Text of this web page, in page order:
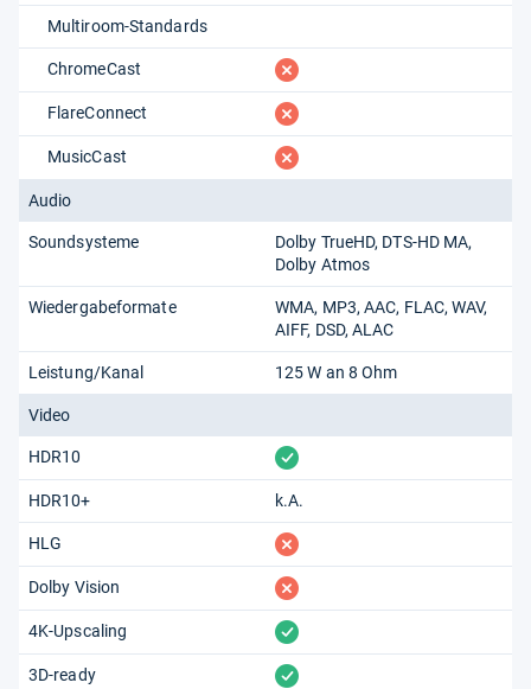
Multiroom-Standards
ChromeCast fehlt
FlareConnect fehlt
MusicCast fehlt
Audio
Soundsysteme Dolby TrueHD DTS-HD MA
Dolby Atmos
Wiedergabeformate WMA MP3 AAC FLAC WAV
AIFF DSD ALAC
Leistung/Kanal 125 W an 8 Ohm
Video
HDR10 vorhanden
HDR10+ k.A.
HLG fehlt
Dolby Vision fehlt
4K-Upscaling vorhanden
3D-ready vorhanden